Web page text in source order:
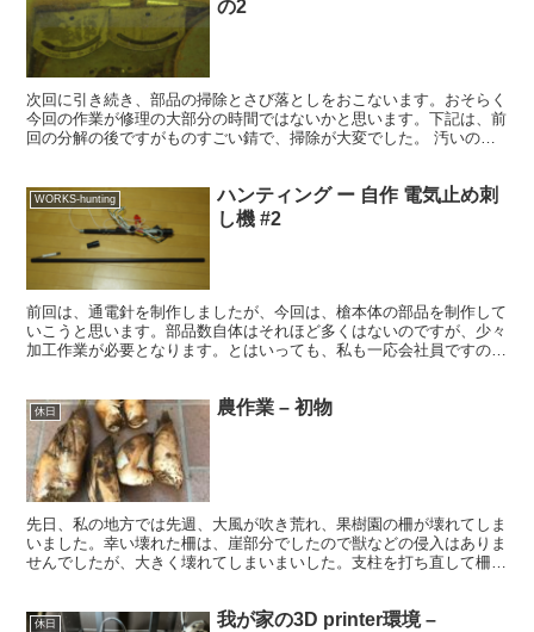
の2
次回に引き続き、部品の掃除とさび落としをおこないます。おそらく
今回の作業が修理の大部分の時間ではないかと思います。下記は、前
回の分解の後ですがものすごい錆で、掃除が大変でした。 汚いの
WORKS-hunting
ハンティング ー 自作 電気止め刺
し機 #2
前回は、通電針を制作しましたが、今回は、槍本体の部品を制作して
いこうと思います。部品数自体はそれほど多くはないのですが、少々
加工作業が必要となります。とはいっても、私も一応会社員ですので
休日 農作業 – 初物
先日、私の地方では先週、大風が吹き荒れ、果樹園の柵が壊れてしま
いました。幸い壊れた柵は、崖部分でしたので獣などの侵入はありま
せんでしたが、大きく壊れてしまいまいした。支柱を打ち直して柵を
休日
我が家の3D printer環境 –